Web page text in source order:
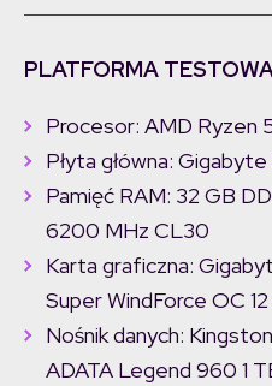
PLATFORMA
Procesor: AMD Ryzen
Płyta główna:
Pamięć RAM: 32 GB
6200 MHz CL30
Karta graficzna:
Super WindForce OC
Nośnik danych:
ADATA Legend 960 1